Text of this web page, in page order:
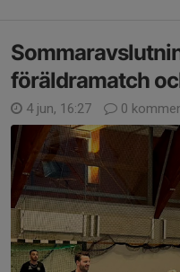
föräldramatch
4 jun, 16:27 0